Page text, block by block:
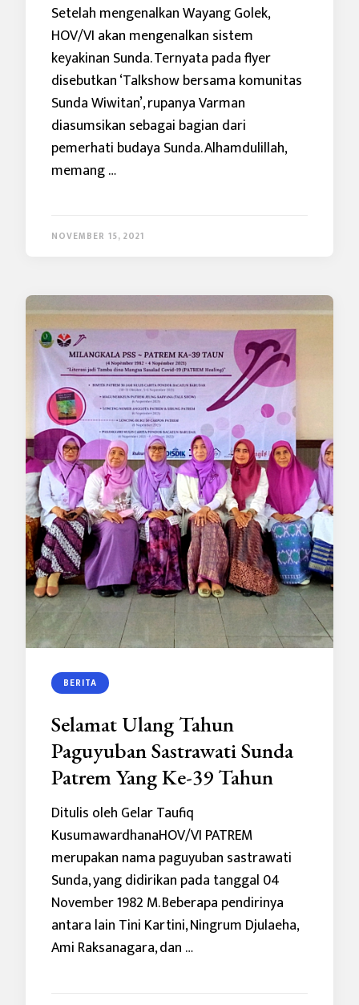
Setelah mengenalkan Wayang Golek,
HOV/VI akan mengenalkan sistem
keyakinan Sunda. Ternyata pada flyer
disebutkan ‘Talkshow bersama komunitas
Sunda Wiwitan’, rupanya Varman
diasumsikan sebagai bagian dari
pemerhati budaya Sunda. Alhamdulillah,
memang …
NOVEMBER 15, 2021
BERITA
Selamat Ulang Tahun
Paguyuban Sastrawati Sunda
Patrem Yang Ke-39 Tahun
Ditulis oleh Gelar Taufiq
KusumawardhanaHOV/VI PATREM
merupakan nama paguyuban sastrawati
Sunda, yang didirikan pada tanggal 04
November 1982 M. Beberapa pendirinya
antara lain Tini Kartini, Ningrum Djulaeha,
Ami Raksanagara, dan …